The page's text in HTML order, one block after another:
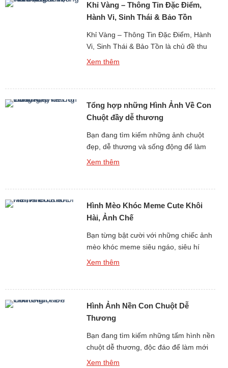
dưới đáy biển, sao biển không chỉ thu
hút […]
Khỉ Vàng – Thông Tin Đặc Điểm,
Hành Vi, Sinh Thái & Bảo Tồn
Khỉ Vàng – Thông Tin Đặc Điểm, Hành
Vi, Sinh Thái & Bảo Tồn là chủ đề thu
hút sự quan tâm lớn khi nghiên cứu về
chỉ một […]
Xem thêm
Tổng hợp những Hình Ảnh Về Con
Chuột đầy dễ thương
Bạn đang tìm kiếm những ảnh chuột
đẹp, dễ thương và sống động để làm
hình nền, thiết kế, in ấn hay đơn thuần
đa dạng và hết sức […]
Xem thêm
Hình Mèo Khóc Meme Cute Khôi
Hài, Ảnh Chế
Bạn từng bật cười với những chiếc ảnh
mèo khóc meme siêu ngáo, siêu hí
hước trên mạng chưa? nếu như rồi, thì
loạt con mèo khóc meme này sẽ khiến
[…]
Xem thêm
Hình Ảnh Nền Con Chuột Dễ
Thương
Bạn đang tìm kiếm những tấm hình nền
chuột dễ thương, độc đáo để làm mới
giao diện điện thoại hay máy tính? Bộ
Xem thêm